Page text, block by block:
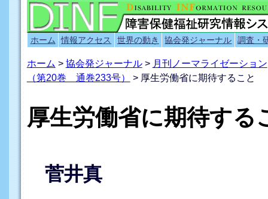
ホーム 情報アクセス 世界の動き 協会発ジャーナル 調査・
ホーム > 協会発ジャーナル> 月刊ノーマライゼーション
（第20巻 通巻233号）
> 厚生労働省に期待すること
厚生労働省に期待する
菅井真